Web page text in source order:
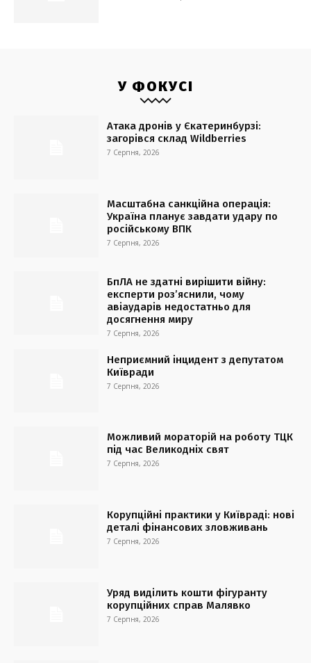
У ФОКУСІ
Атака дронів у Єкатеринбурзі:
загорівся склад Wildberries
7 Серпня, 2026
Масштабна санкційна операція:
Україна планує завдати удару по
російському ВПК
7 Серпня, 2026
БпЛА не здатні вирішити війну:
експерти роз’яснили, чому
авіаударів недостатньо для
досягнення миру
7 Серпня, 2026
Неприємний інцидент з депутатом
Київради
7 Серпня, 2026
Можливий мораторій на роботу ТЦК
під час Великодніх свят
7 Серпня, 2026
Корупційні практики у Київраді: нові
деталі фінансових зловживань
7 Серпня, 2026
Уряд виділить кошти фігуранту
корупційних справ Малявко
7 Серпня, 2026